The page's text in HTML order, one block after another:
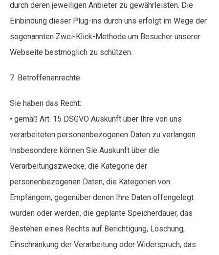
durch deren jeweiligen Anbieter zu gewährleisten. Die
Einbindung dieser Plug-ins durch uns erfolgt im Wege der
sogenannten Zwei-Klick-Methode um Besucher unserer
Webseite bestmöglich zu schützen.
7. Betroffenenrechte
Sie haben das Recht:
• gemäß Art. 15 DSGVO Auskunft über Ihre von uns
verarbeiteten personenbezogenen Daten zu verlangen.
Insbesondere können Sie Auskunft über die
Verarbeitungszwecke, die Kategorie der
personenbezogenen Daten, die Kategorien von
Empfängern, gegenüber denen Ihre Daten offengelegt
wurden oder werden, die geplante Speicherdauer, das
Bestehen eines Rechts auf Berichtigung, Löschung,
Einschränkung der Verarbeitung oder Widerspruch, das